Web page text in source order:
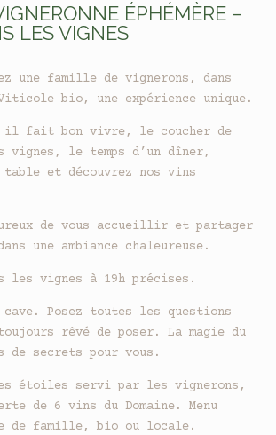
ÉPHÉMÈRE –
LES VIGNES
une famille de vignerons, dans
Viticole bio, une expérience unique.
il fait bon vivre, le coucher de
vignes, le temps d’un dîner,
et découvrez nos vins
de vous accueillir et partager
une ambiance chaleureuse.
les vignes à 19h précises.
Posez toutes les questions
rêvé de poser. La magie du
de secrets pour vous.
étoiles servi par les vignerons,
de 6 vins du Domaine. Menu
de famille, bio ou locale.